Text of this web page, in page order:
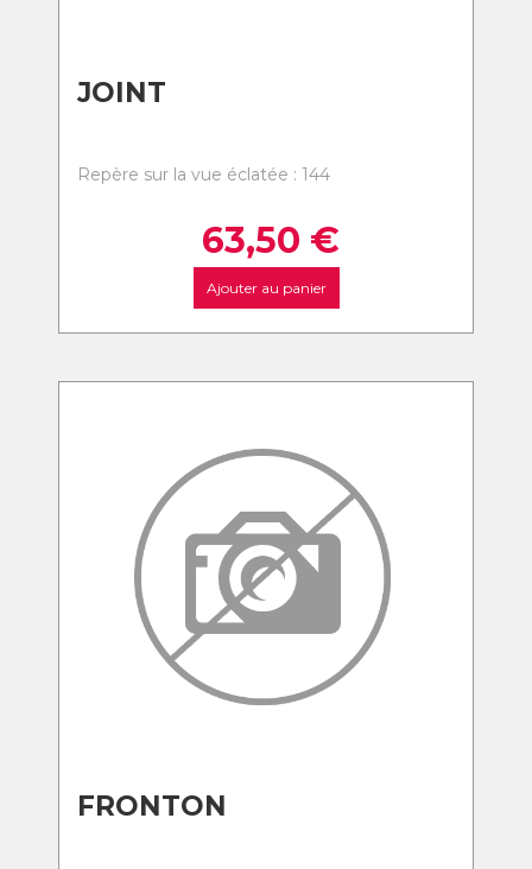
JOINT
Repère sur la vue éclatée : 144
63,50 €
Ajouter au panier
FRONTON